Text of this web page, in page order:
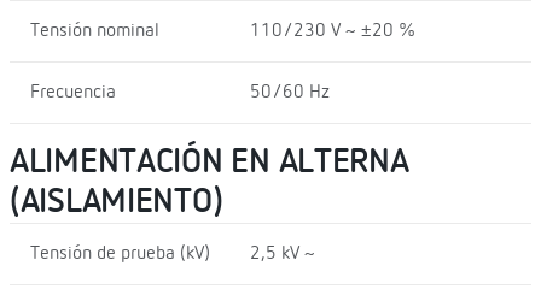
Tensión nominal 110/230 V ~ ±20 %
Frecuencia 50/60 Hz
ALIMENTACIÓN EN ALTERNA
(AISLAMIENTO)
Tensión de prueba (kV) 2,5 kV ~